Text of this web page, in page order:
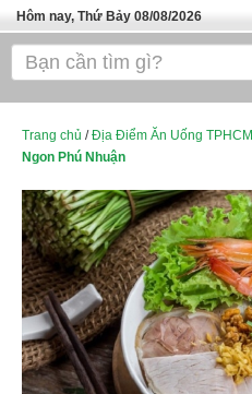
Hôm nay, Thứ Bảy 08/08/2026
Trang chủ
Tuyển Sinh Đào Tạo
Đồ Dùng Nội Ngoại Thất
Điện Tử Điện Máy
Làm Đẹp
Thời Trang
Việc Làm
Trang chủ /Địa Điểm Ăn Uống TPHCM
Ngon Phú Nhuận